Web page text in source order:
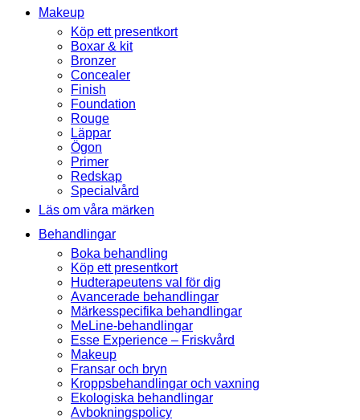
Makeup
Köp ett presentkort
Boxar & kit
Bronzer
Concealer
Finish
Foundation
Rouge
Läppar
Ögon
Primer
Redskap
Specialvård
Läs om våra märken
Behandlingar
Boka behandling
Köp ett presentkort
Hudterapeutens val för dig
Avancerade behandlingar
Märkesspecifika behandlingar
MeLine-behandlingar
Esse Experience – Friskvård
Makeup
Fransar och bryn
Kroppsbehandlingar och vaxning
Ekologiska behandlingar
Avbokningspolicy